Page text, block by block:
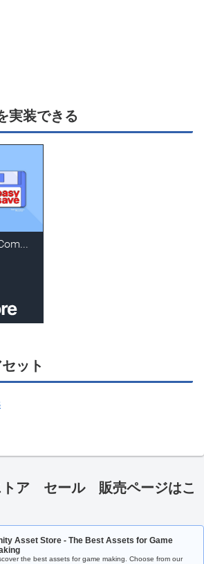
実装できる
ット
トア セール 販売ページはこ
Asset Store - The Best Assets for Game
the best assets for game making. Choose from our